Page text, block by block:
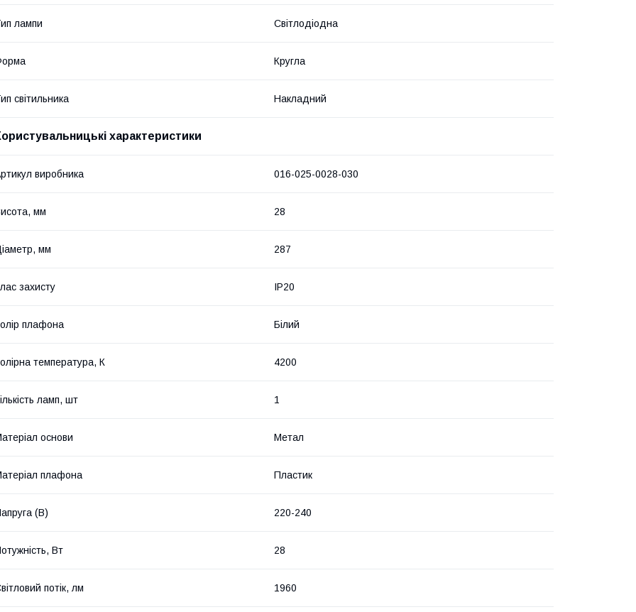
лампи Світлодіодна
Кругла
світильника Накладний
характеристики
виробника 016-025-0028-030
мм 28
мм 287
захисту IP20
плафона Білий
температура, К 4200
ламп, шт 1
основи Метал
плафона Пластик
(В) 220-240
Вт 28
потік, лм 1960